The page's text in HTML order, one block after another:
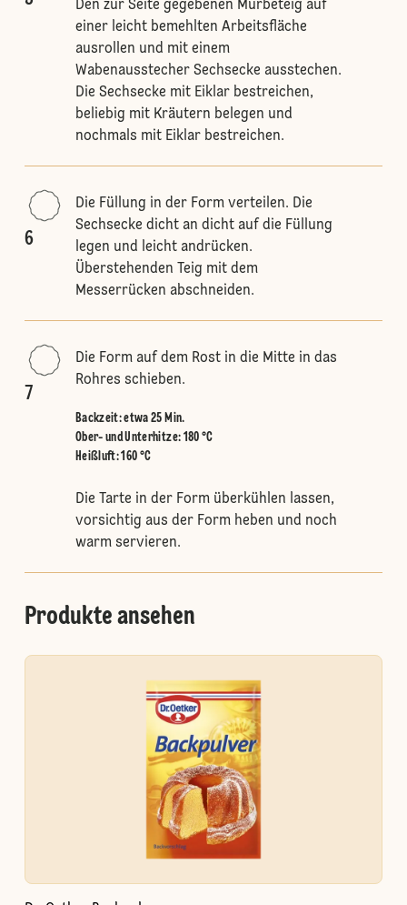
Den zur Seite gegebenen Mürbeteig auf
einer leicht bemehlten Arbeitsfläche
ausrollen und mit einem
Wabenausstecher Sechsecke ausstechen.
Die Sechsecke mit Eiklar bestreichen,
beliebig mit Kräutern belegen und
nochmals mit Eiklar bestreichen.
6
Die Füllung in der Form verteilen. Die
Sechsecke dicht an dicht auf die Füllung
legen und leicht andrücken.
Überstehenden Teig mit dem
Messerrücken abschneiden.
7
Die Form auf dem Rost in die Mitte in das
Rohres schieben.
Backzeit: etwa 25 Min.
Ober- und Unterhitze: 180 °C
Heißluft:160 °C
Die Tarte in der Form überkühlen lassen,
vorsichtig aus der Form heben und noch
warm servieren.
Produkte ansehen